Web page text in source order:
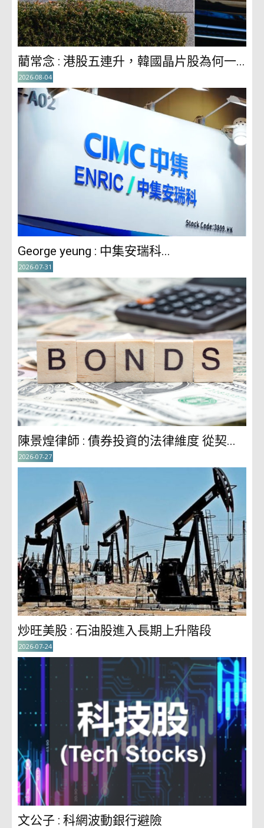
藺常念 : 港股五連升，韓國晶片股為何一...
2026-08-04
George yeung : 中集安瑞科...
2026-07-31
陳景煌律師 : 債券投資的法律維度 從契...
2026-07-27
炒旺美股 : 石油股進入長期上升階段
2026-07-24
文公子 : 科網波動銀行避險